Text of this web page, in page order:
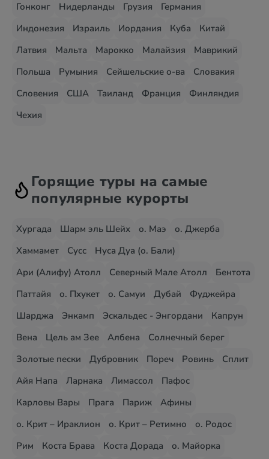
Гонконг
Нидерланды Грузия
Германия
Индонезия
Израиль Иордания Куба
Китай
Латвия
Мальта Марокко Малайзия
Маврикий
Польша
Румыния Сейшельские о-ва
Словакия
Словения
США Таиланд Франция
Финляндия
Чехия
Горящие туры на самые
популярные курорты
Хургада Шарм эль Шейх о. Маэ
о. Джерба
Хаммамет
Сусс
Нуса Дуа (о. Бали)
Ари (Алифу) Атолл
Северный Мале Атолл
Бентота
Паттайя
о. Пхукет о. Самуи Дубай
Фуджейра
Шарджа
Энкамп Эскальдес - Энгордани
Капрун
Вена
Цель ам Зее Албена
Солнечный берег
Золотые пески
Дубровник Пореч Ровинь
Сплит
Айя Напа
Ларнака Лимассол
Пафос
Карловы Вары
Прага Париж
Афины
о. Крит – Ираклион
о. Крит – Ретимно
о. Родос
Рим
Коста Брава Коста Дорада
о. Майорка